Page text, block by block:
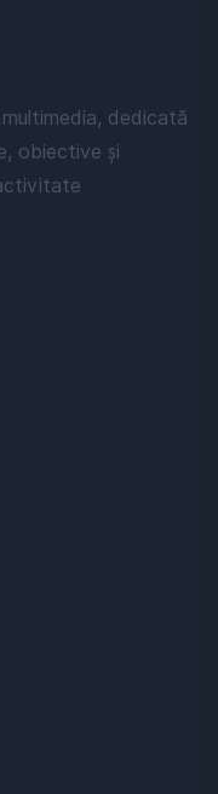
dedicată
obiective și